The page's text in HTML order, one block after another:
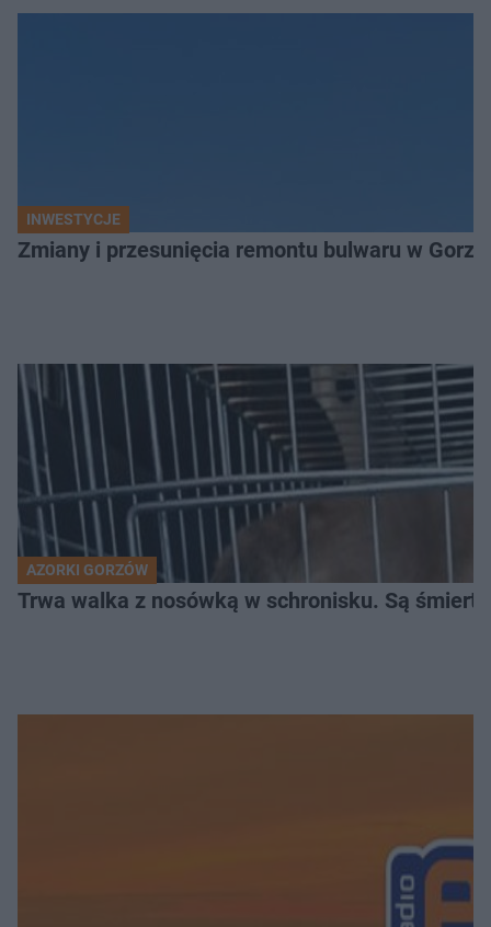
INWESTYCJE
Zmiany i przesunięcia remontu bulwaru w
AZORKI GORZÓW
Trwa walka z nosówką w schronisku. Są